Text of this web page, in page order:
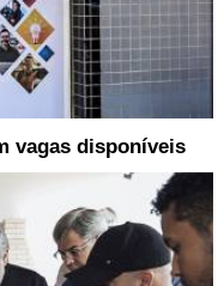
vagas disponíveis